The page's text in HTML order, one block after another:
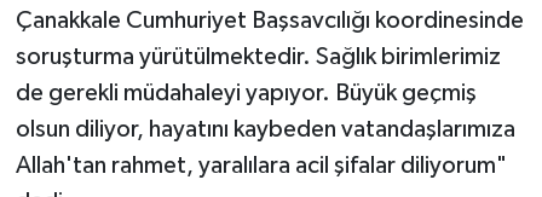
Çanakkale Cumhuriyet Başsavcılığı koordinesinde
soruşturma yürütülmektedir. Sağlık birimlerimiz
de gerekli müdahaleyi yapıyor. Büyük geçmiş
olsun diliyor, hayatını kaybeden vatandaşlarımıza
Allah'tan rahmet, yaralılara acil şifalar diliyorum"